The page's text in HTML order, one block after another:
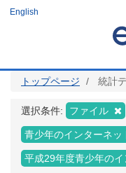
ツ
English
トップページ 統計
選択条件: ファイル
青少年のインターネッ
平成29年度青少年の